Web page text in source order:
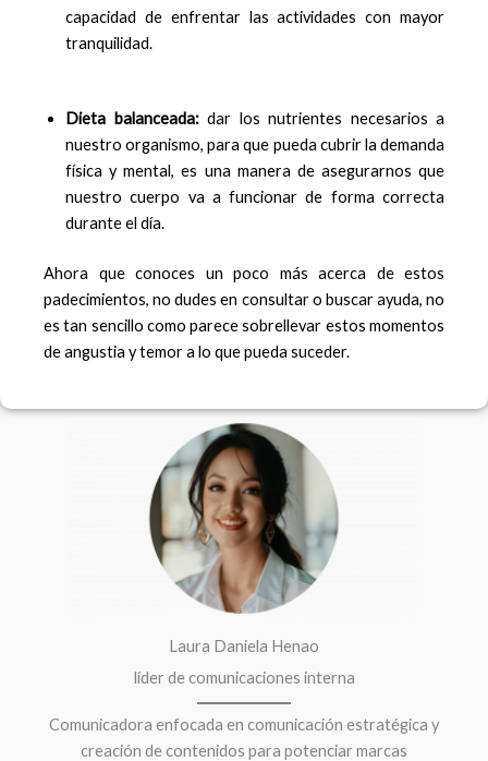
capacidad de enfrentar las actividades con mayor
tranquilidad.
Dieta balanceada:dar los nutrientes necesarios a
nuestro organismo, para que pueda cubrir la demanda
física y mental, es una manera de asegurarnos que
nuestro cuerpo va a funcionar de forma correcta
durante el día.
Ahora que conoces un poco más acerca de estos
padecimientos, no dudes en consultar o buscar ayuda, no
es tan sencillo como parece sobrellevar estos momentos
de angustia y temor a lo que pueda suceder.
Laura Daniela Henao
líder de comunicaciones interna
Comunicadora enfocada en comunicación estratégica y
creación de contenidos para potenciar marcas
F
a
c
b
o
o
k
I
n
a
g
a
m